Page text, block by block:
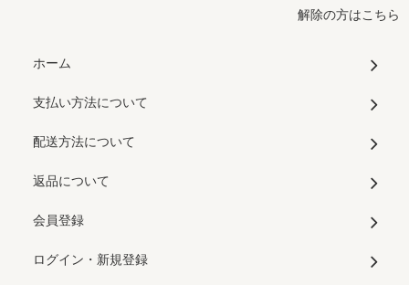
解除の方はこちら
ホーム
支払い方法について
配送方法について
返品について
会員登録
ログイン・新規登録